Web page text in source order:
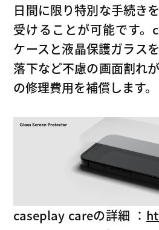
日間に限り特別な手続き
受けることが可能です。
ケースと液晶保護ガラス
落下など不慮の画面割れ
の修理費用を補償します。
caseplay careの詳細 ：